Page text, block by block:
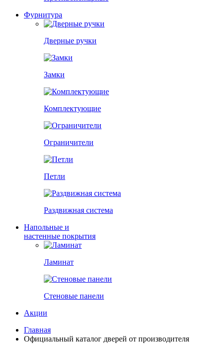
Фурнитура
Дверные ручки
Замки
Комплектующие
Ограничители
Петли
Раздвижная система
Напольные и
настенные покрытия
Ламинат
Стеновые панели
Акции
Главная
Официальный каталог дверей от производителя